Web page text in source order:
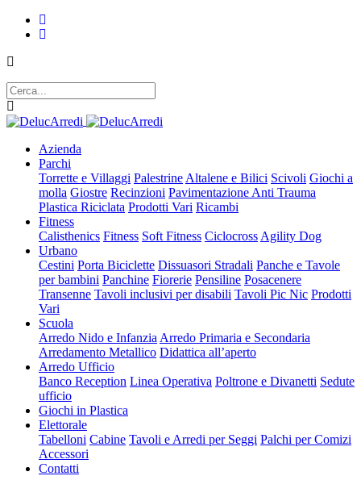
Azienda
Parchi
Torrette e Villaggi Palestrine Altalene e Bilici Scivoli Giochi a
molla Giostre Recinzioni Pavimentazione Anti Trauma
Plastica Riciclata Prodotti Vari Ricambi
Fitness
Calisthenics Fitness Soft Fitness Ciclocross Agility Dog
Urbano
Cestini Porta Biciclette Dissuasori Stradali Panche e Tavole
per bambini Panchine Fiorerie Pensiline Posacenere
Transenne Tavoli inclusivi per disabili Tavoli Pic Nic Prodotti
Vari
Scuola
Arredo Nido e Infanzia Arredo Primaria e Secondaria
Arredamento Metallico Didattica all’aperto
Arredo Ufficio
Banco Reception Linea Operativa Poltrone e Divanetti Sedute
ufficio
Giochi in Plastica
Elettorale
Tabelloni Cabine Tavoli e Arredi per Seggi Palchi per Comizi
Accessori
Contatti